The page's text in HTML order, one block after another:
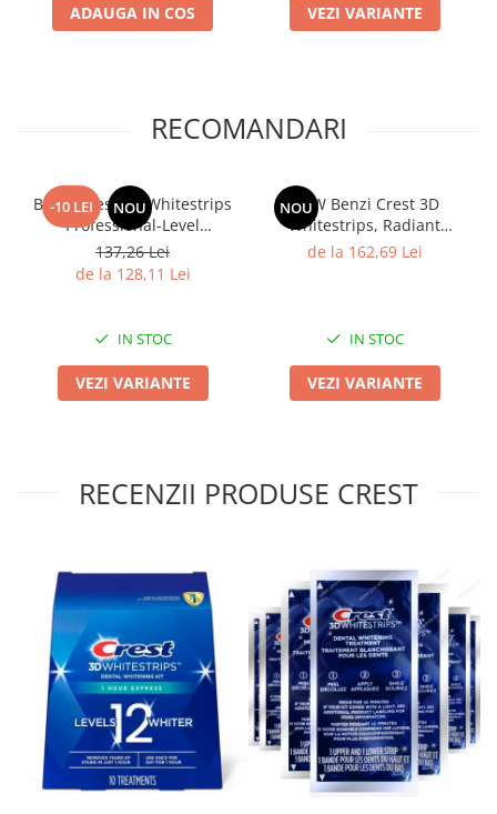
ADAUGA IN COS VEZI VARIANTE
RECOMANDARI
-10 LEI NOU
Benzi Crest 3D Whitestrips
Professional-Level
Whitening effects
137,26 Lei
de la 128,11 Lei
IN STOC
VEZI VARIANTE
NOU
NEW Benzi Crest 3D
Whitestrips, Radiant
Express, 14% concentratie,
de la 162,69 Lei
IN STOC
VEZI VARIANTE
RECENZII PRODUSE CREST